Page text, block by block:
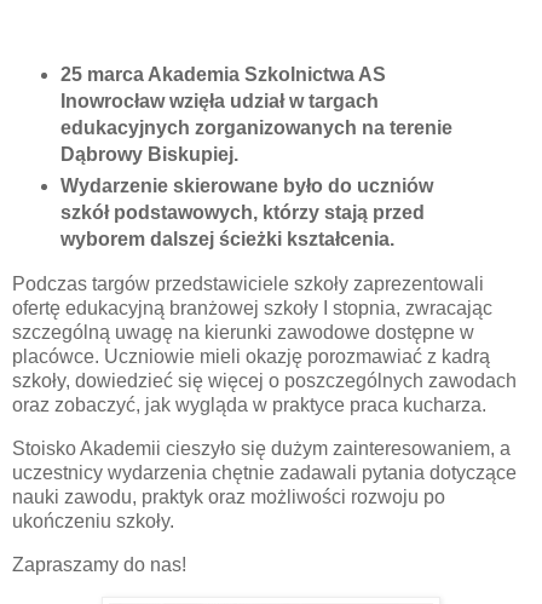
25 marca Akademia Szkolnictwa AS
Inowrocław wzięła udział w targach
edukacyjnych zorganizowanych na terenie
Dąbrowy Biskupiej.
Wydarzenie skierowane było do uczniów
szkół podstawowych, którzy stają przed
wyborem dalszej ścieżki kształcenia.
Podczas targów przedstawiciele szkoły zaprezentowali
ofertę edukacyjną branżowej szkoły I stopnia, zwracając
szczególną uwagę na kierunki zawodowe dostępne w
placówce. Uczniowie mieli okazję porozmawiać z kadrą
szkoły, dowiedzieć się więcej o poszczególnych zawodach
oraz zobaczyć, jak wygląda w praktyce praca kucharza.
Stoisko Akademii cieszyło się dużym zainteresowaniem, a
uczestnicy wydarzenia chętnie zadawali pytania dotyczące
nauki zawodu, praktyk oraz możliwości rozwoju po
ukończeniu szkoły.
Zapraszamy do nas!